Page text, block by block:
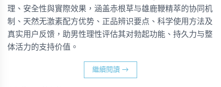
理、安全性與實際效果，涵盖赤根草与雄鹿鞭精萃的协同机
制、天然无激素配方优势、正品辨识要点、科学使用方法及
真实用户反馈，助男性理性评估其对勃起功能、持久力与整
体活力的支持价值。
繼續閱讀 →